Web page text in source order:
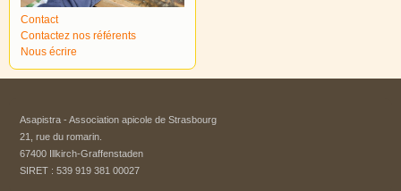
Contact
Contactez nos référents
Nous écrire
Asapistra - Association apicole de Strasbourg​
21, rue du romarin.
67400 Illkirch-Graffenstaden
SIRET : 539 919 381 00027